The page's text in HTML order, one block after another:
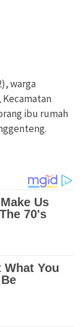
warga
Kecamatan
ibu rumah